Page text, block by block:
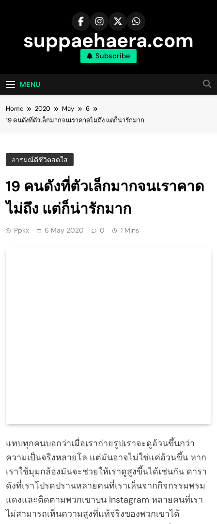
suppaehaera.com
Subscribe
MENU
Home 2020 May
6
19 คนดังที่ตัวเล็กมากจนเราคาดไม่ถึง แต่ก็น่ารักมาก
อารมณ์ดีชีวิตสดใส
19 คนดังที่ตัวเล็กมากจนเราคาด
ไม่ถึง แต่ก็น่ารักมาก
Ppkx 6 May 2020 0 1 Mins
แทบทุกคนบอกว่าเมื่อเราถ่ายรูปเราจะดูอ้วนขึ้นกว่า
ความเป็นจริงหลายโล แต่มันอาจไม่ใช่แค่อ้วนขึ้น หาก
เราใช้มุมกล้องมันจะช่วยให้เราดูสูงขึ้นได้เช่นกัน ดารา
ดังที่เราโปรดปรานหลายคนที่เราเห็นจากกิจกรรมพรม
แดงและติดตามพวกเขาบน Instagram หลายคนที่เรา
ไม่สามารถเห็นความสูงที่แท้จริงของพวกเขาได้